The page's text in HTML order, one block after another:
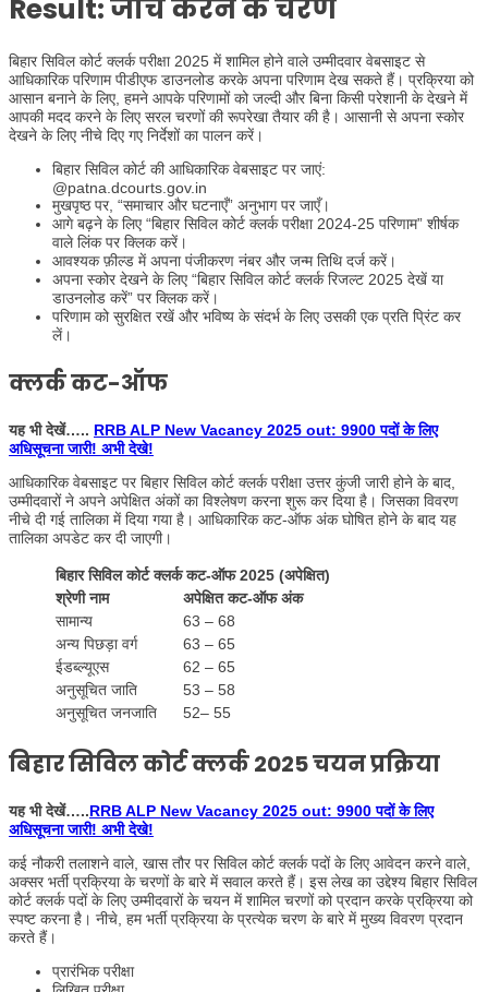
Result: जाँच करने के चरण
बिहार सिविल कोर्ट क्लर्क परीक्षा 2025 में शामिल होने वाले उम्मीदवार वेबसाइट से
आधिकारिक परिणाम पीडीएफ डाउनलोड करके अपना परिणाम देख सकते हैं। प्रक्रिया को
आसान बनाने के लिए, हमने आपके परिणामों को जल्दी और बिना किसी परेशानी के देखने में
आपकी मदद करने के लिए सरल चरणों की रूपरेखा तैयार की है। आसानी से अपना स्कोर
देखने के लिए नीचे दिए गए निर्देशों का पालन करें।
बिहार सिविल कोर्ट की आधिकारिक वेबसाइट पर जाएं:
@patna.dcourts.gov.in
मुखपृष्ठ पर, “समाचार और घटनाएँ” अनुभाग पर जाएँ।
आगे बढ़ने के लिए “बिहार सिविल कोर्ट क्लर्क परीक्षा 2024-25 परिणाम” शीर्षक
वाले लिंक पर क्लिक करें।
आवश्यक फ़ील्ड में अपना पंजीकरण नंबर और जन्म तिथि दर्ज करें।
अपना स्कोर देखने के लिए “बिहार सिविल कोर्ट क्लर्क रिजल्ट 2025 देखें या
डाउनलोड करें” पर क्लिक करें।
परिणाम को सुरक्षित रखें और भविष्य के संदर्भ के लिए उसकी एक प्रति प्रिंट कर
लें।
क्लर्क कट-ऑफ
यह भी देखें….. RRB ALP New Vacancy 2025 out: 9900 पदों के लिए
अधिसूचना जारी! अभी देखे!
आधिकारिक वेबसाइट पर बिहार सिविल कोर्ट क्लर्क परीक्षा उत्तर कुंजी जारी होने के बाद,
उम्मीदवारों ने अपने अपेक्षित अंकों का विश्लेषण करना शुरू कर दिया है। जिसका विवरण
नीचे दी गई तालिका में दिया गया है। आधिकारिक कट-ऑफ अंक घोषित होने के बाद यह
तालिका अपडेट कर दी जाएगी।
बिहार सिविल कोर्ट क्लर्क कट-ऑफ 2025 (अपेक्षित)
श्रेणी नाम
अपेक्षित कट-ऑफ अंक
सामान्य
63 – 68
अन्य पिछड़ा वर्ग
63 – 65
ईडब्ल्यूएस
62 – 65
अनुसूचित जाति
53 – 58
अनुसूचित जनजाति
52– 55
बिहार सिविल कोर्ट क्लर्क 2025 चयन प्रक्रिया
यह भी देखें…..RRB ALP New Vacancy 2025 out: 9900 पदों के लिए
अधिसूचना जारी! अभी देखे!
कई नौकरी तलाशने वाले, खास तौर पर सिविल कोर्ट क्लर्क पदों के लिए आवेदन करने वाले,
अक्सर भर्ती प्रक्रिया के चरणों के बारे में सवाल करते हैं। इस लेख का उद्देश्य बिहार सिविल
कोर्ट क्लर्क पदों के लिए उम्मीदवारों के चयन में शामिल चरणों को प्रदान करके प्रक्रिया को
स्पष्ट करना है। नीचे, हम भर्ती प्रक्रिया के प्रत्येक चरण के बारे में मुख्य विवरण प्रदान
करते हैं।
प्रारंभिक परीक्षा